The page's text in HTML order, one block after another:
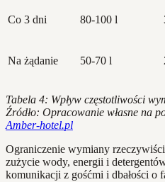
Co 3 dni 80-100 l
Na żądanie 50-70 l
Tabela 4: Wpływ częstotliwości
Źródło: Opracowanie własne na
Amber-hotel.pl
Ograniczenie wymiany
zużycie wody, energii i
komunikacji z gośćmi i dbałości o